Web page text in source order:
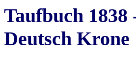
Taufbuch
Deutsch Krone